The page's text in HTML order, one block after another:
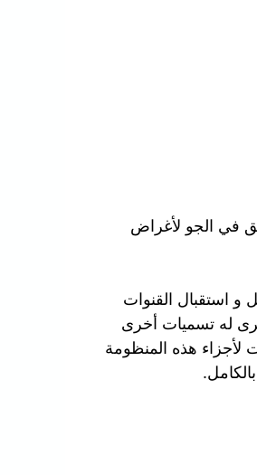
في الجو لأغراض
و استقبال القنوات
له تسميات أخرى
هذه المنظومة